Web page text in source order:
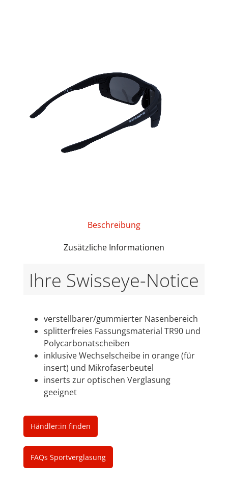
Beschreibung
Zusätzliche Informationen
Ihre Swisseye-Notice
verstellbarer/gummierter Nasenbereich
splitterfreies Fassungsmaterial TR90 und
Polycarbonatscheiben
inklusive Wechselscheibe in orange (für
insert) und Mikrofaserbeutel
inserts zur optischen Verglasung
geeignet
Händler:in finden
FAQs Sportverglasung